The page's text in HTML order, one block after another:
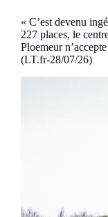
« C’est devenu
227 places, le
Ploemeur
(LT.fr-28/07/26)